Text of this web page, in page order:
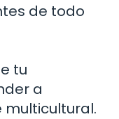
de todo
tu
a